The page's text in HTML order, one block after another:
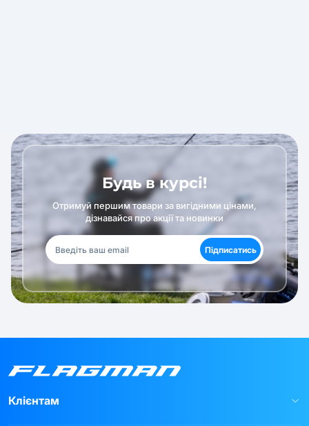
Будь в курсі!
Отримуй першим товари за вигідними цінами,
дізнавайся про акції та новинки
Підписатись
Клієнтам